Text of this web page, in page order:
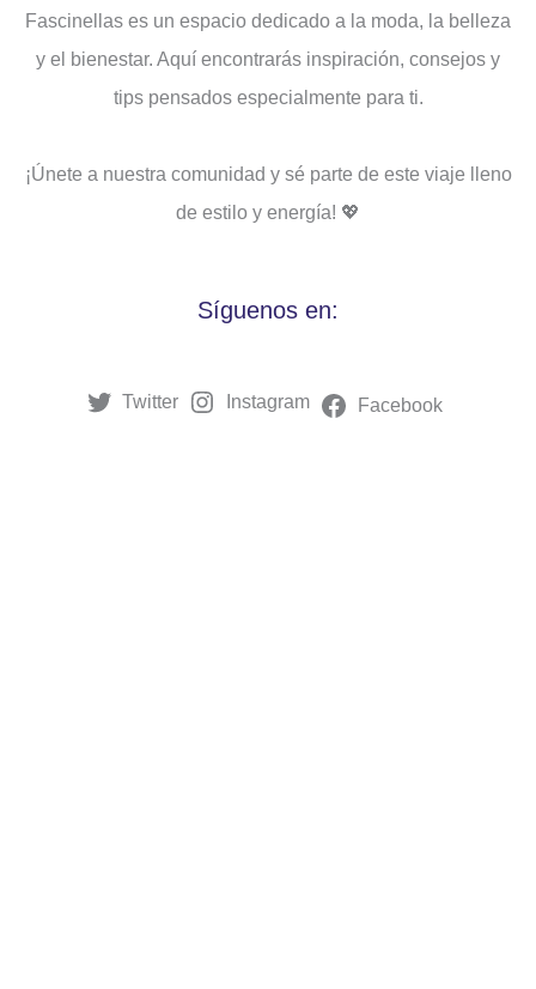
Fascinellas es un espacio dedicado a la moda, la belleza
y el bienestar. Aquí encontrarás inspiración, consejos y
tips pensados ​​especialmente para ti.
¡Únete a nuestra comunidad y sé parte de este viaje lleno
de estilo y energía! 💖
Síguenos en:
Twitter Instagram Facebook